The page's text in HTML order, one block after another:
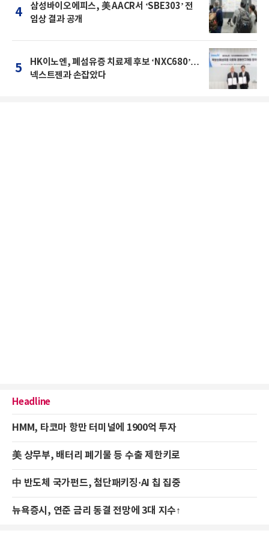
4
삼성바이오에피스, 美 AACR서 ‘SBE303’ 전
임상 결과 공개
5
HK이노엔, 폐섬유증 치료제 후보 ‘NXC680’…
넥스트젠과 손잡았다
Headline
HMM, 타코마 항만 터미널에 1900억 투자
美 상무부, 배터리 폐기물 등 수출 제한키로
中 반도체 국가펀드, 첨단패키징·AI 칩 집중
뉴욕증시, 연준 금리 동결 전망에 3대 지수↑